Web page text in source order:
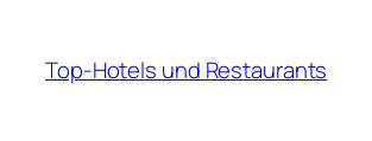
springen
Top-Hotels und Restaurants